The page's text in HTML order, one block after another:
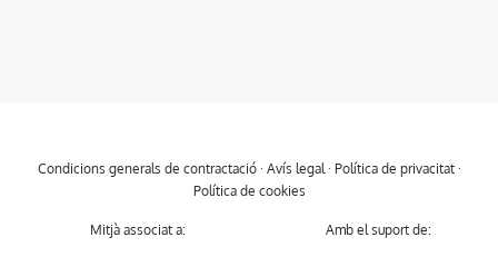
Condicions generals de contractació· Avís legal· Política de privacitat·
Política de cookies
Mitjà associat a: Amb el suport de: